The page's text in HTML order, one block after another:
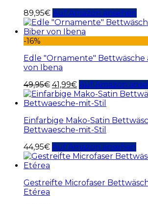
89,95€ Auf Amazon ansehen
-16%
Edle "Ornamente" Bettwäsche
von Ibena
49,95€ 41,99€ Auf Amazon
Einfarbige Mako-Satin
Bettwaesche-mit-Stil
44,95€ Auf Amazon ansehen
Gestreifte Microfaser
Etérea